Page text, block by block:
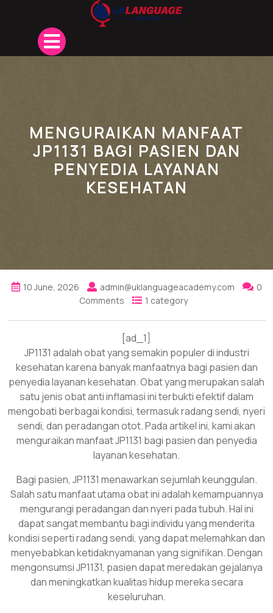
Open
MENGURAIKAN MANFAAT
JP1131 BAGI PASIEN DAN
PENYEDIA LAYANAN
KESEHATAN
10 June, 2026 admin@uklanguageacademy.com
0
Comments
1 category
[ad_1]
JP1131 adalah obat yang semakin populer di industri
kesehatan karena banyak manfaatnya bagi pasien dan
penyedia layanan kesehatan. Obat yang merupakan salah
satu jenis obat anti inflamasi ini terbukti efektif dalam
mengobati berbagai kondisi, termasuk radang sendi, nyeri
sendi, dan peradangan otot. Pada artikel ini, kami akan
menguraikan manfaat JP1131 bagi pasien dan penyedia
layanan kesehatan.
Bagi pasien, JP1131 menawarkan sejumlah keunggulan.
Salah satu manfaat utama obat ini adalah kemampuannya
mengurangi peradangan dan nyeri pada tubuh. Hal ini
dapat sangat membantu bagi individu yang menderita
kondisi seperti radang sendi, yang dapat melemahkan dan
menyebabkan ketidaknyamanan yang signifikan. Dengan
mengonsumsi JP1131, pasien dapat meredakan gejalanya
dan meningkatkan kualitas hidup mereka secara
keseluruhan.